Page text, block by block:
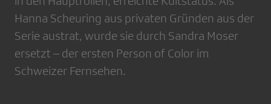
Hanna Scheuring aus privaten Gründen aus der
Serie austrat, wurde sie durch Sandra Moser
ersetzt – der ersten Person of Color im
Schweizer Fernsehen.